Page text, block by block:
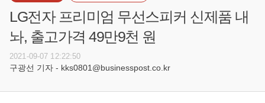
LG전자 프리미엄 무선스피커 신제품 내
놔, 출고가격 49만9천 원
2021-09-07 12:22:50
구광선 기자 - kks0801@businesspost.co.kr